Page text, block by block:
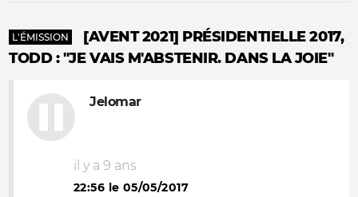
L'ÉMISSION
[AVENT 2021] PRÉSIDENTIELLE 2017,
TODD : "JE VAIS M'ABSTENIR. DANS LA JOIE"
Jelomar
il y a 9 ans
22:56 le 05/05/2017